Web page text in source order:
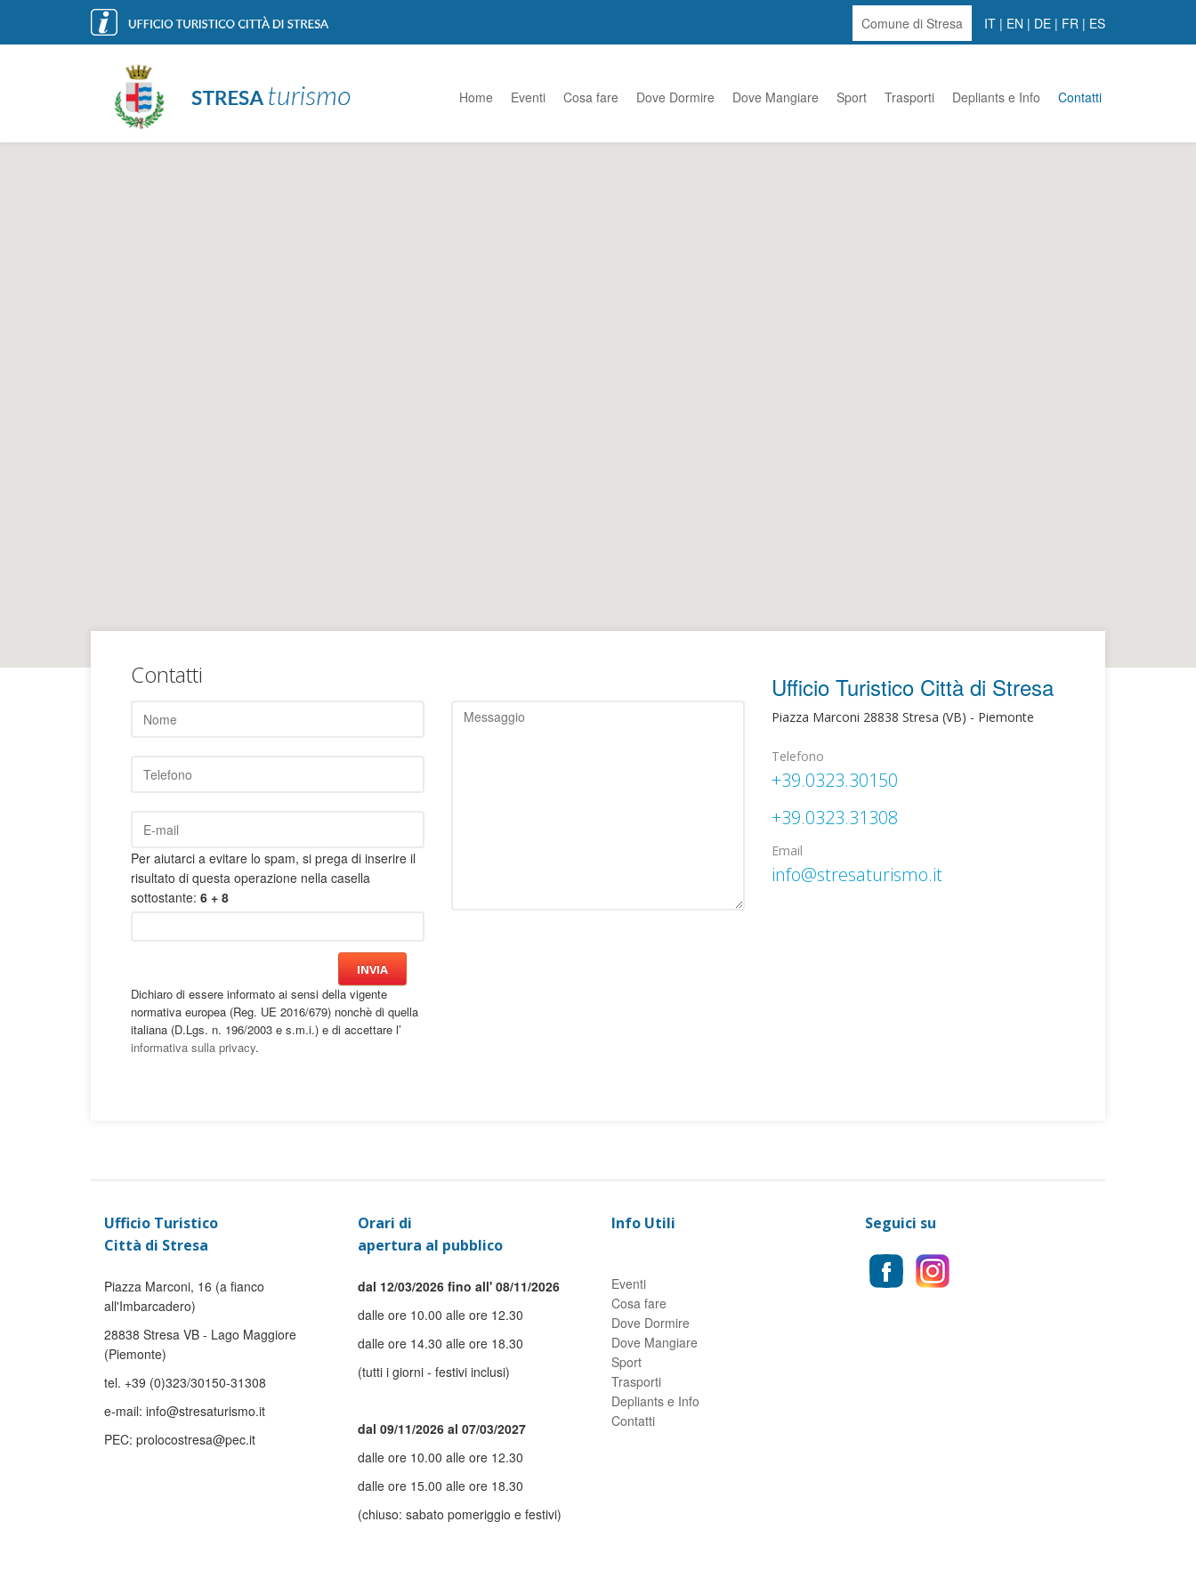
Comune di Stresa IT | EN | DE | FR | ES
Home Eventi Cosa fare Dove Dormire Dove Mangiare Sport Trasporti Depliants e Info Contatti
Contatti
Per aiutarci a evitare lo spam, si prega di inserire il
risultato di questa operazione nella casella
sottostante: 6 + 8
INVIA
Dichiaro di essere informato ai sensi della vigente
normativa europea (Reg. UE 2016/679) nonchè di quella
italiana (D.Lgs. n. 196/2003 e s.m.i.) e di accettare l’
informativa sulla privacy.
Ufficio Turistico Città di Stresa
Piazza Marconi 28838 Stresa (VB) - Piemonte
Telefono
+39.0323.30150
+39.0323.31308
Email
info@stresaturismo.it
Ufficio Turistico
Città di Stresa
Piazza Marconi, 16 (a fianco
all'Imbarcadero)
28838 Stresa VB - Lago Maggiore
(Piemonte)
tel. +39 (0)323/30150-31308
e-mail: info@stresaturismo.it
PEC: prolocostresa@pec.it
Orari di
apertura al pubblico
dal 12/03/2026 fino all' 08/11/2026
dalle ore 10.00 alle ore 12.30
dalle ore 14.30 alle ore 18.30
(tutti i giorni - festivi inclusi)
dal 09/11/2026 al 07/03/2027
dalle ore 10.00 alle ore 12.30
dalle ore 15.00 alle ore 18.30
(chiuso: sabato pomeriggio e festivi)
Info Utili
Eventi
Cosa fare
Dove Dormire
Dove Mangiare
Sport
Trasporti
Depliants e Info
Contatti
Seguici su